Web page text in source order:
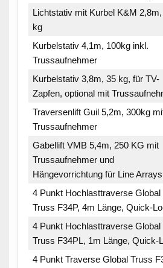
Lichtstativ mit Kurbel K&M
kg
Kurbelstativ 4,1m, 100kg inkl.
Trussaufnehmer
Kurbelstativ 3,8m, 35 kg, für TV-
Zapfen, optional mit
Traversenlift Guil 5,2m, 300kg
Trussaufnehmer
Gabellift VMB 5,4m, 250 KG mit
Trussaufnehmer und
Hängevorrichtung für Line Arrays
4 Punkt Hochlasttraverse Global
Truss F34P, 4m Länge, Quick-
4 Punkt Hochlasttraverse Global
Truss F34PL, 1m Länge, Quick-
4 Punkt Traverse Global Truss